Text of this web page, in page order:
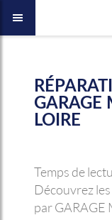
GARAGE
LOIRE
Temps de
Découvrez
par GARAGE